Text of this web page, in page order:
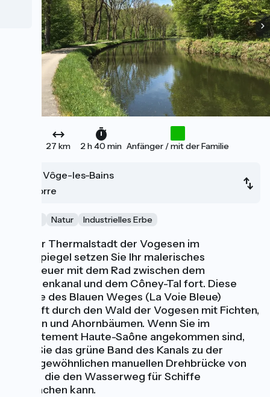
27 km 2 h 40 min Anfänger / mit der Familie
La Vôge-les-Bains
Corre
Natur Industrielles Erbe
Mit der Thermalstadt der Vogesen im
Rückspiegel setzen Sie Ihr malerisches
Abenteuer mit dem Rad zwischen dem
Vogesenkanal und dem Côney-Tal fort. Diese
Etappe des Blauen Weges (La Voie Bleue)
verläuft durch den Wald der Vogesen mit Fichten,
Buchen und Ahornbäumen. Wenn Sie im
Departement Haute-Saône angekommen sind,
führt Sie das grüne Band des Kanals zu der
außergewöhnlichen manuellen Drehbrücke von
Selles, die den Wasserweg für Schiffe
freimachen kann.